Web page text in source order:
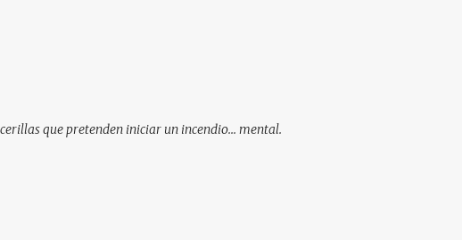
que pretenden iniciar un incendio... mental.